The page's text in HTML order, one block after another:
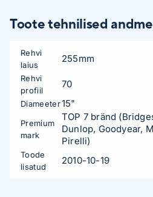
Toote tehnilised
Rehvi
laius
255mm
Rehvi
profiil
70
Diameeter15"
Premium
mark
TOP 7 bränd
Dunlop, Goodyear,
Pirelli)
Toode
lisatud
2010-10-19